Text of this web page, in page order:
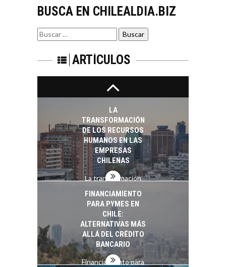
BUSCA EN CHILEALDIA.BIZ
Buscar
por:
ARTÍCULOS
pilar estratégico ante
CAPITAL DE RIESGO
EN CHILE:
PARA STARTUPS Y
NUEVOS NEGOCIOS
Capital de riesgo en
startups…
LA
TRANSFORMACIÓN
DE LOS RECURSOS
HUMANOS EN LAS
EMPRESAS
CHILENAS
La transformación
recursos humanos en
las empresas…
FINANCIAMIENTO
PARA PYMES EN
CHILE:
ALTERNATIVAS MÁS
ALLÁ DEL CRÉDITO
BANCARIO
Financiamiento para